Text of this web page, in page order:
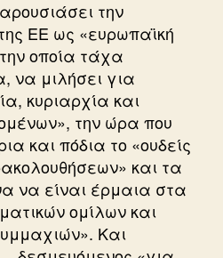
την
ΕΕ ως «ευρωπαϊκή
οποία τάχα
να μιλήσει για
κυριαρχία και
την ώρα που
και πόδια το «ουδείς
και τα
να είναι έρμαια στα
ομίλων και
Και